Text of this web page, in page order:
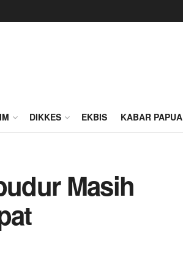
DIKKES EKBIS KABAR PAPUA
Masih